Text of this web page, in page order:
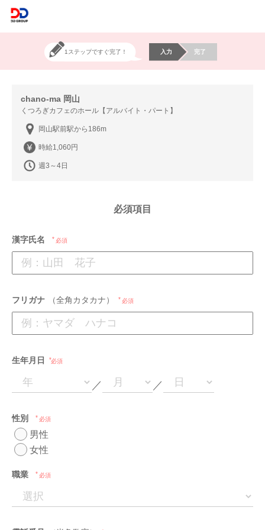
1ステップですぐ完了！ 入力 完了
chano-ma 岡山
くつろぎカフェのホール【アルバイト・パート】
岡山駅前駅から186m
時給1,060円
週3～4日
必須項目
漢字氏名 必須
フリガナ （全角カタカナ） 必須
生年月日 必須
／ ／
性別 必須
男性
女性
職業 必須